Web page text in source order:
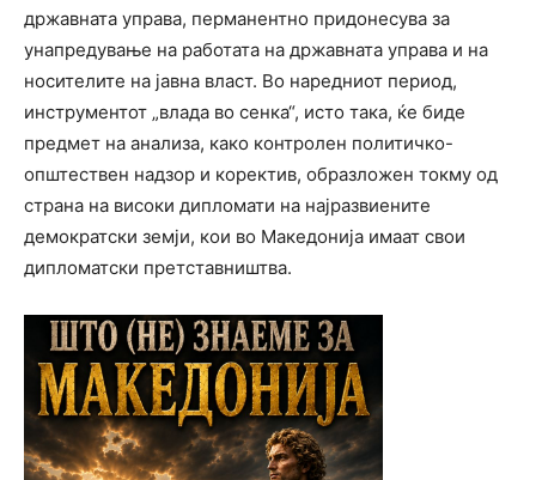
државната управа, перманентно придонесува за
унапредување на работата на државната управа и на
носителите на јавна власт. Во наредниот период,
инструментот „влада во сенка“, исто така, ќе биде
предмет на анализа, како контролен политичко-
општествен надзор и коректив, образложен токму од
страна на високи дипломати на најразвиените
демократски земји, кои во Македонија имаат свои
дипломатски претставништва.